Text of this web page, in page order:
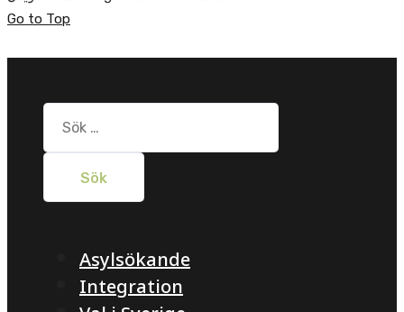
Go to Top
Sök
efter:
Asylsökande
Integration